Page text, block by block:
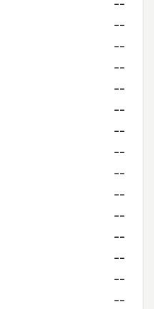
--
--
--
--
--
--
--
--
--
--
--
--
--
--
--